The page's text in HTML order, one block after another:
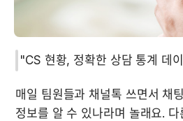
"CS 현황, 정확한 상담 통계 데
매일 팀원들과 채널톡 쓰면서 채
정보를 알 수 있나라며 놀래요.